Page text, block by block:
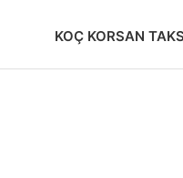
KOÇ KORSAN